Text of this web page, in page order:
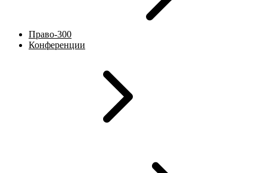
Право-300
Конференции